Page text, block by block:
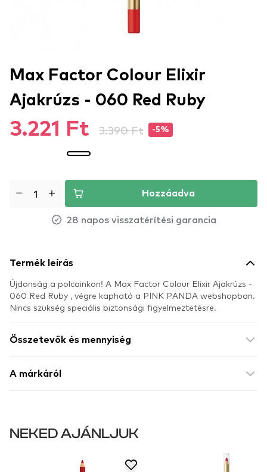
Max Factor Colour Elixir
Ajakrúzs - 060 Red Ruby
3.221 Ft 3.390 Ft -5%
Hozzáadva
28 napos visszatérítési garancia
Termék leírás
Újdonság a polcainkon! A Max Factor Colour Elixir Ajakrúzs -
060 Red Ruby , végre kapható a PINK PANDA webshopban.
Nincs szükség speciális biztonsági figyelmeztetésre.
Összetevők és mennyiség
A márkáról
NEKED AJÁNLJUK